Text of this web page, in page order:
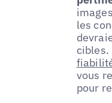
les
cibles.
vous
pour